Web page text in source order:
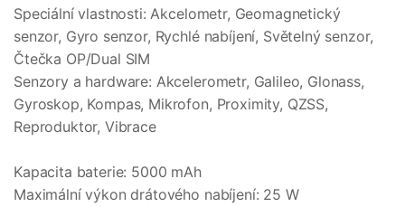
Speciální vlastnosti: Akcelometr, Geomagnetický
senzor, Gyro senzor, Rychlé nabíjení, Světelný senzor,
Čtečka OP/Dual SIM
Senzory a hardware: Akcelerometr, Galileo, Glonass,
Gyroskop, Kompas, Mikrofon, Proximity, QZSS,
Reproduktor, Vibrace
Kapacita baterie: 5000 mAh
Maximální výkon drátového nabíjení: 25 W